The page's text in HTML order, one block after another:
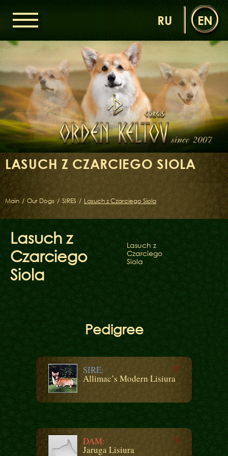
LASUCH Z CZARCIEGO SIOLA
Main / Our Dogs / SIRES / Lasuch z Czarciego Siola
Lasuch z
Czarciego
Siola
Lasuch z
Czarciego
Siola
Pedigree
SIRE:
Allimac’s Modern Lisiura
DAM:
Jaruga Lisiura
RU EN
ORDEN KELTOV
NEWS
NURSERY
OUR DOGS
DAMS
SIRES
LITTERS OF THE ORDEN KELTOV
GALLERIES
CONTACTS